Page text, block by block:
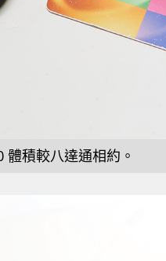
體積較八達通相約。